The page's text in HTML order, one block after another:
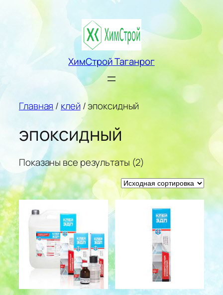
Перейти
ХимСтрой Таганрог
Главная / клей / эпоксидный
эпоксидный
Показаны все результаты (2)